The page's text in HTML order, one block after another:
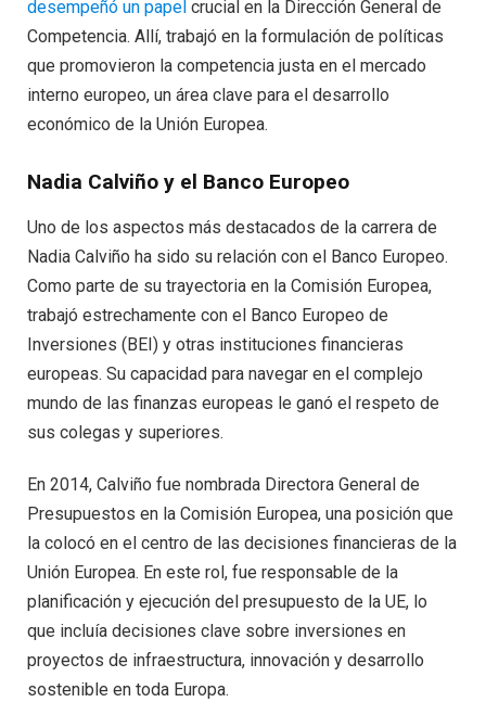
desempeñó un papel crucial en la Dirección General de
Competencia. Allí, trabajó en la formulación de políticas
que promovieron la competencia justa en el mercado
interno europeo, un área clave para el desarrollo
económico de la Unión Europea.
Nadia Calviño y el Banco Europeo
Uno de los aspectos más destacados de la carrera de
Nadia Calviño ha sido su relación con el Banco Europeo.
Como parte de su trayectoria en la Comisión Europea,
trabajó estrechamente con el Banco Europeo de
Inversiones (BEI) y otras instituciones financieras
europeas. Su capacidad para navegar en el complejo
mundo de las finanzas europeas le ganó el respeto de
sus colegas y superiores.
En 2014, Calviño fue nombrada Directora General de
Presupuestos en la Comisión Europea, una posición que
la colocó en el centro de las decisiones financieras de la
Unión Europea. En este rol, fue responsable de la
planificación y ejecución del presupuesto de la UE, lo
que incluía decisiones clave sobre inversiones en
proyectos de infraestructura, innovación y desarrollo
sostenible en toda Europa.